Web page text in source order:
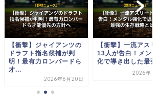
【衝撃】ジャイアンツの
ドラフト指名候補が判
明！最有力ロンバードら
才...
2026年6月20日
【衝撃】一流アスリ
13人が告白！メンタ
化で導き出した最強
2026年7